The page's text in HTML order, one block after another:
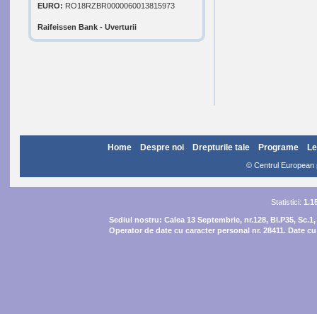
EURO: RO18RZBR0000060013815973
Raifeissen Bank - Uverturii
Home Despre noi Drepturile tale Programe
© Centrul European
Statistici:
Sediul nostru: Calea 13 Septembrie, nr.128, Bl.P35,
Operator de date cu caracter personal nr. 28411. Date